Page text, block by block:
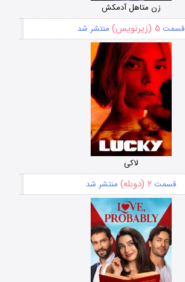
زن متاهل آدمکش
قسمت ۵ (زیرنویس) منتشر شد
لاکی
قسمت ۲ (دوبله) منتشر شد